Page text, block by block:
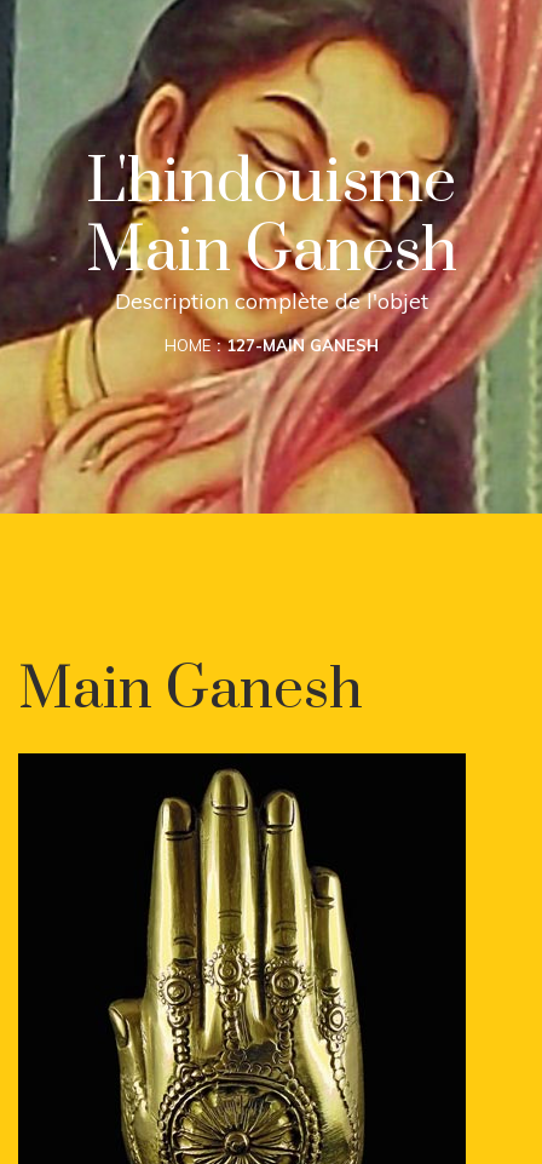
L'hindouisme
Main Ganesh
Description complète de l'objet
HOME 127-MAIN GANESH
Main Ganesh